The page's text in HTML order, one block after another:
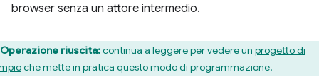
browser senza un attore intermedio.
Operazione riuscita:continua a leggere per vedere un progetto di
che mette in pratica questo modo di programmazione.